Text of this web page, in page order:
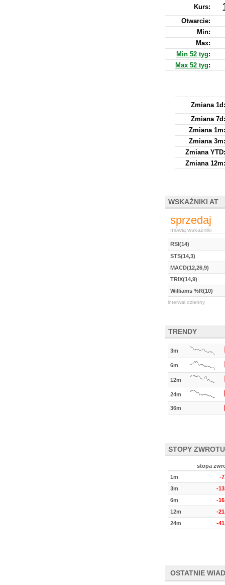
Kurs:
Otwarcie:
Min:
Max:
Min 52 tyg:
Max 52 tyg:
Zmiana 1d:
Zmiana 7d:
Zmiana 1m:
Zmiana 3m:
Zmiana YTD:
Zmiana 12m:
WSKAŹNIKI AT
sprzedaj
mówią wskaźniki
RSI(14)
STS(14,3)
MACD(12,26,9)
TRIX(14,9)
Williams %R(10)
interwał dzienny
TRENDY
3m
6m
12m
24m
36m
STOPY ZWROTU
stopa
1m
-
3m
-
6m
-
12m
-
24m
-
OSTATNIE